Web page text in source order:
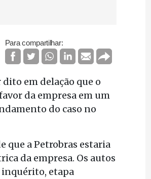
Para compartilhar:
dito em delação que o
da empresa em um
do caso no
que a Petrobras estaria
da empresa. Os autos
inquérito, etapa